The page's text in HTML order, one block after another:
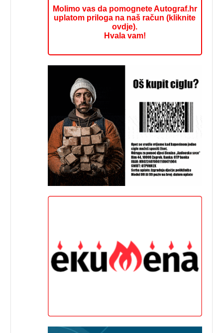
Molimo vas da pomognete Autograf.hr
uplatom priloga na naš račun (kliknite
ovdje).
Hvala vam!